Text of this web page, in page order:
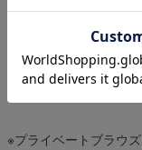
デニムやワークパン
に。ハーフパンツと
に。キャンプやフェ
※プライベートブラウ